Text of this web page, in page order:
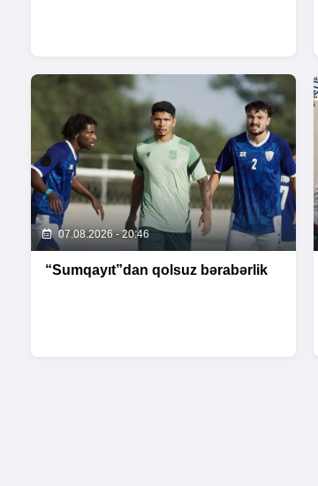
07.08.2026 - 20:46
“Sumqayıt”dan qolsuz bərabərlik